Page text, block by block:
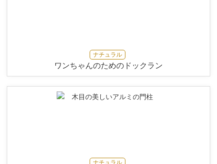
ナチュラル
ワンちゃんのためのドックラン
ナチュラル